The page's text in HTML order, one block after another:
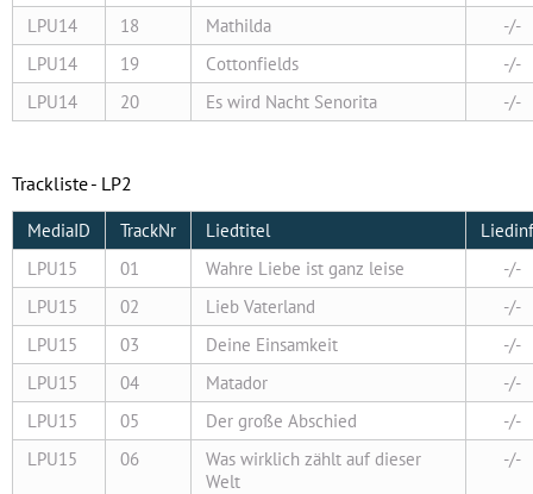
LPU14
18 Mathilda
-/-
LPU14
19 Cottonfields
-/-
LPU14
20 Es wird Nacht Senorita -/-
Trackliste - LP2
LPU15 01 Wahre Liebe ist ganz leise
-/-
LPU15
02 Lieb Vaterland
-/-
LPU15
03 Deine Einsamkeit
-/-
LPU15
04 Matador
-/-
LPU15
05 Der große Abschied
-/-
LPU15
06
Was wirklich zählt auf dieser
Welt
-/-
MediaID TrackNr Liedtitel